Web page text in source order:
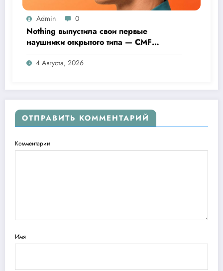
Admin 0
Nothing выпустила свои первые
наушники открытого типа — CMF
Clip Pro
4 Августа, 2026
ОТПРАВИТЬ КОММЕНТАРИЙ
Комментарии
Имя